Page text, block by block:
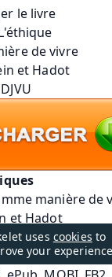
manière de
et Hadot
240
uses cookies to
your